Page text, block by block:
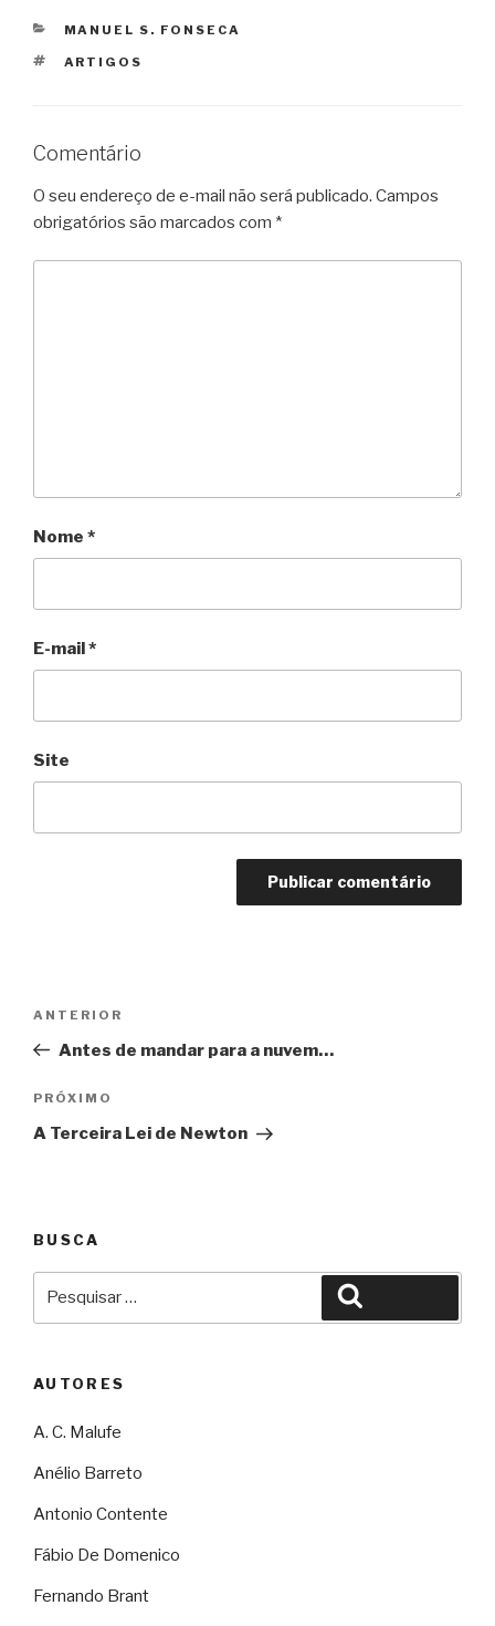
CATEGORIAS
MANUEL S. FONSECA
TAGS
ARTIGOS
Comentário
O seu endereço de e-mail não será publicado. Campos
obrigatórios são marcados com *
Nome *
E-mail*
Site
Post
Anterior
ANTERIOR
Antes de mandar para a nuvem…
Próximo
PRÓXIMO
A Terceira Lei de Newton
BUSCA
AUTORES
A. C. Malufe
Anélio Barreto
Antonio Contente
Fábio De Domenico
Fernando Brant